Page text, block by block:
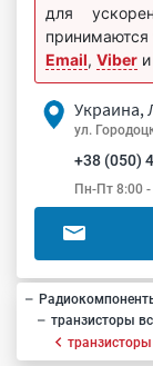
для
принимаются
Email, Viber
Украина,
ул.
+38 (050)
Пн-Пт 8:00 -
транзисторы